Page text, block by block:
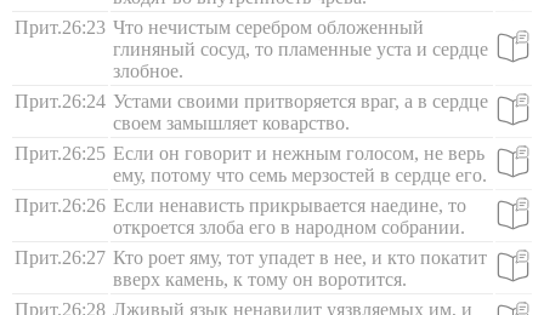
Прит.26:23 Что нечистым серебром обложенный
глиняный сосуд, то пламенные уста и сердце
злобное.
Прит.26:24 Устами своими притворяется враг, а в сердце
своем замышляет коварство.
Прит.26:25 Если он говорит и нежным голосом, не верь
ему, потому что семь мерзостей в сердце его.
Прит.26:26 Если ненависть прикрывается наедине, то
откроется злоба его в народном собрании.
Прит.26:27 Кто роет яму, тот упадет в нее, и кто покатит
вверх камень, к тому он воротится.
Прит.26:28 Лживый язык ненавидит уязвляемых им, и